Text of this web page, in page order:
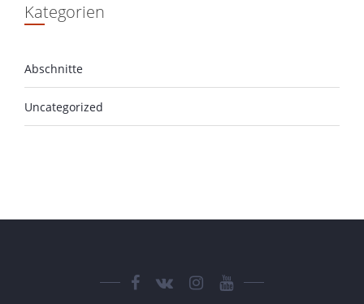
Kategorien
Abschnitte
Uncategorized